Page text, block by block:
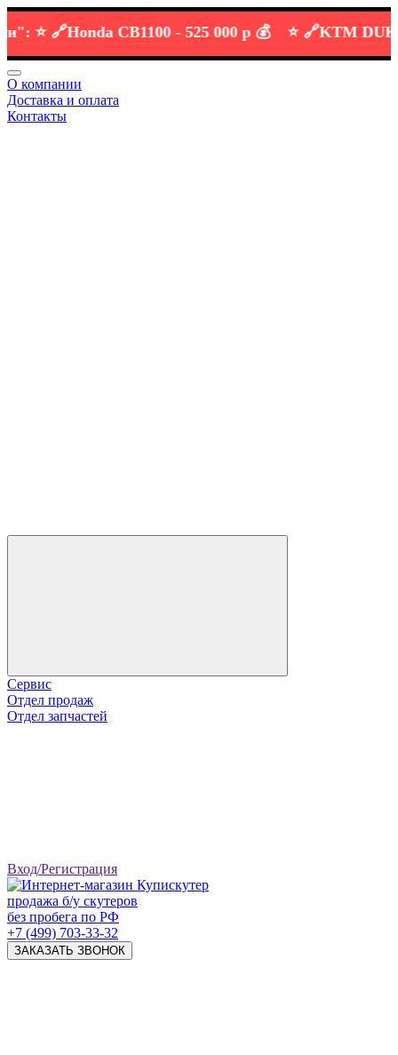
🔗 Honda CB1100 -525 000 р 💰 ⭐️ 🔗 KTM DUKE
О компании
Доставка и оплата
Контакты
Сервис
Отдел продаж
Отдел запчастей
Вход/Регистрация
продажа б/у скутеров
без пробега по РФ
+7 (499) 703-33-32
ЗАКАЗАТЬ ЗВОНОК